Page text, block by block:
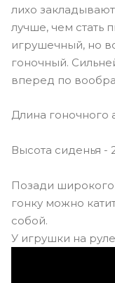
лихо
лучше, чем стать
игрушечный, но
гоночный.
вперед по
Длина гоночного
Высота сиденья -
Позади широкого
гонку можно
собой.
У игрушки на